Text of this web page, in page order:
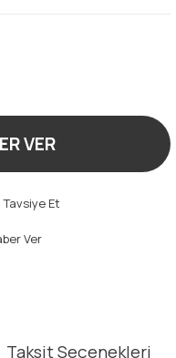
VER
Tavsiye Et
Ver
Taksit Seçenekleri